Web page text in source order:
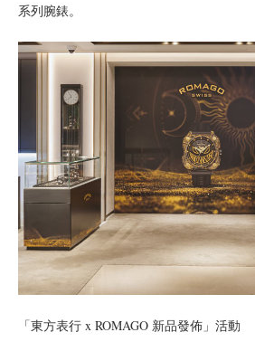
系列腕錶。
「東方表行 x ROMAGO 新品發佈」活動